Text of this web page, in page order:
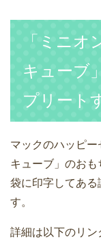
「ミニオ
キューブ
プリート
マックのハッピ
キューブ」のお
袋に印字してあ
す。
詳細は以下のリン